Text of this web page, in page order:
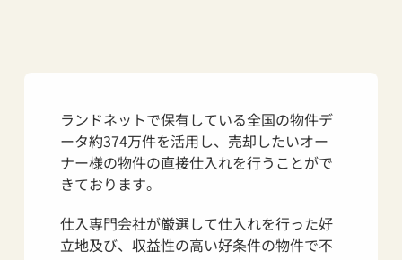
ランドネットで保有している全国の物件デ
ータ約374万件を活用し、売却したいオー
ナー様の物件の直接仕入れを行うことがで
きております。
仕入専門会社が厳選して仕入れを行った好
立地及び、収益性の高い好条件の物件で不